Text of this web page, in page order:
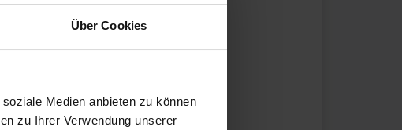
Über Cookies
Medien anbieten zu können
zu Ihrer Verwendung unserer